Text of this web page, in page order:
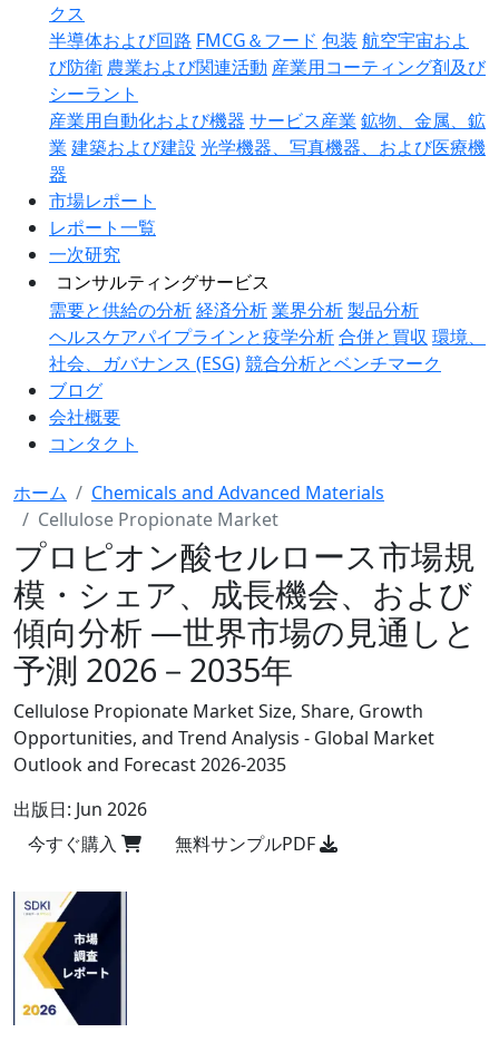
クス
半導体および回路 FMCG＆フード 包装 航空宇宙およ
び防衛 農業および関連活動 産業用コーティング剤及び
シーラント
産業用自動化および機器 サービス産業 鉱物、金属、鉱
業 建築および建設 光学機器、写真機器、および医療機
器
市場レポート
レポート一覧
一次研究
コンサルティングサービス
需要と供給の分析経済分析業界分析製品分析
ヘルスケアパイプラインと疫学分析合併と買収 環境、
社会、ガバナンス (ESG)競合分析とベンチマーク
ブログ
会社概要
コンタクト
ホーム
Chemicals and Advanced Materials
Cellulose Propionate Market
プロピオン酸セルロース市場規
模・シェア、成長機会、および
傾向分析 ―世界市場の見通しと
予測 2026－2035年
Cellulose Propionate Market Size, Share, Growth
Opportunities, and Trend Analysis - Global Market
Outlook and Forecast 2026-2035
出版日: Jun 2026
今すぐ購入
無料サンプルPDF